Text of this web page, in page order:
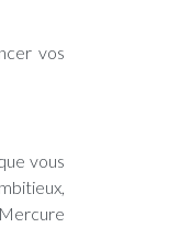
vos
vous